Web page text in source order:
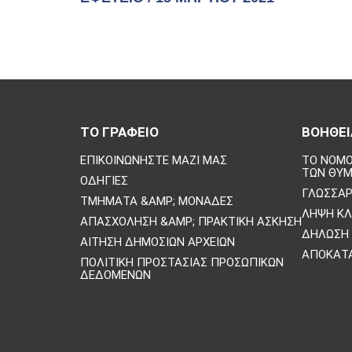
ΤΟ ΓΡΑΦΕΙΟ
ΕΠΙΚΟΙΝΩΝΗΣΤΕ ΜΑΖΙ ΜΑΣ
ΟΔΗΓΊΕΣ
ΤΜΉΜΑΤΑ &AMP; ΜΟΝΆΔΕΣ
ΑΠΑΣΧΌΛΗΣΗ &AMP; ΠΡΑΚΤΙΚΉ ΆΣΚΗΣΗ
ΑΊΤΗΣΗ ΔΗΜΌΣΙΩΝ ΑΡΧΕΊΩΝ
ΠΟΛΙΤΙΚΗ ΠΡΟΣΤΑΣΙΑΣ ΠΡΟΣΩΠΙΚΩΝ
ΔΕΔΟΜΕΝΩΝ
ΤΟ
ΤΩΝ
ΛΉΨΗ
ΔΉΛΩΣΗ